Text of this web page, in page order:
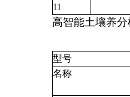
11
高智能土壤养
型号
名称